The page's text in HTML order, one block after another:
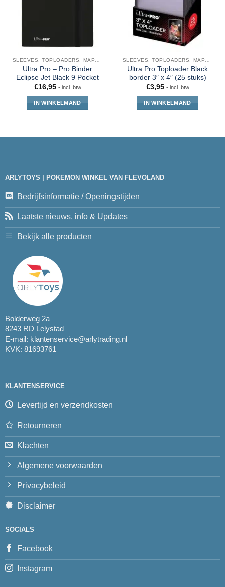
Ultra Pro – Pro Binder
Eclipse Jet Black 9 Pocket
€16,95 - incl. btw
IN WINKELMAND
Ultra Pro Toploader Black
border 3″ x 4″ (25 stuks)
€3,95 - incl. btw
IN WINKELMAND
ARLYTOYS | POKEMON WINKEL VAN FLEVOLAND
Bedrijfsinformatie / Openingstijden
Laatste nieuws, info & Updates
Bekijk alle producten
Bolderweg 2a
8243 RD Lelystad
E-mail: klantenservice@arlytrading.nl
KVK: 81693761
KLANTENSERVICE
Levertijd en verzendkosten
Retourneren
Klachten
Algemene voorwaarden
Privacybeleid
Disclaimer
SOCIALS
Facebook
Instagram